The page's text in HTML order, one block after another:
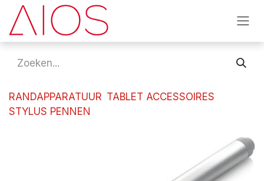
Overslaan naar inhoud
RANDAPPARATUUR TABLET ACCESSOIRES
STYLUS PENNEN